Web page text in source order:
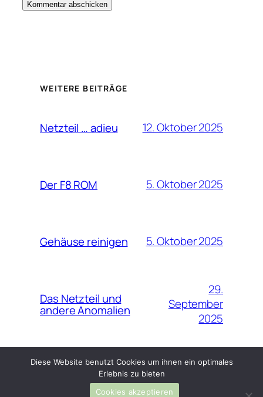
WEITERE BEITRÄGE
Netzteil … adieu 12. Oktober 2025
Der F8 ROM 5. Oktober 2025
Gehäuse reinigen 5. Oktober 2025
Das Netzteil und
andere Anomalien
29.
September
2025
Diese Website benutzt Cookies um ihnen ein optimales
Erlebnis zu bieten
Cookies akzeptieren